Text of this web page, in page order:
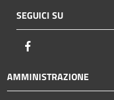
SEGUICI SU
AMMINISTRAZIONE